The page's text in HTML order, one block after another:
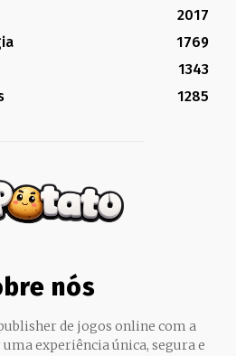
2017
1769
1343
1285
nós
de jogos online com a
experiência única, segura e